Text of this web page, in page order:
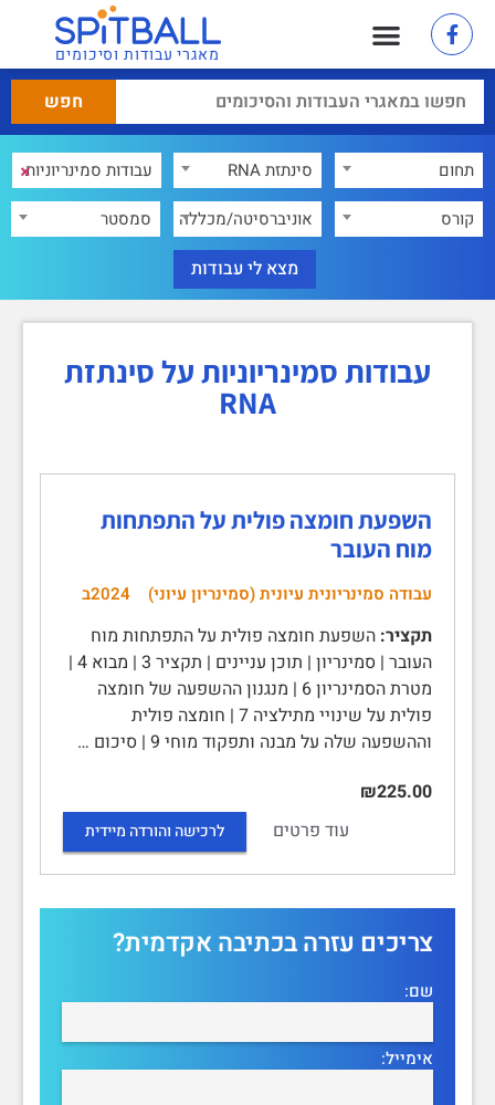
מאגרי עבודות וסיכומים
תחום סינתזת RNA ×
קורס אוניברסיטה/מכללה סמסטר
עבודות סמינריוניות על סינתזת
RNA
השפעת חומצה פולית על התפתחות
מוח העובר
עבודה סמינריונית עיונית (סמינריון עיוני) 2024ב
תקציר: השפעת חומצה פולית על התפתחות מוח
העובר | סמינריון | תוכן עניינים | תקציר 3 | מבוא 4 |
מטרת הסמינריון 6 | מנגנון ההשפעה של חומצה
פולית על שינויי מתילציה 7 | חומצה פולית
וההשפעה שלה על מבנה ותפקוד מוחי 9 | סיכום …
₪225.00
עוד פרטים
לרכישה והורדה מיידית
צריכים עזרה בכתיבה אקדמית?
שם:
אימייל: